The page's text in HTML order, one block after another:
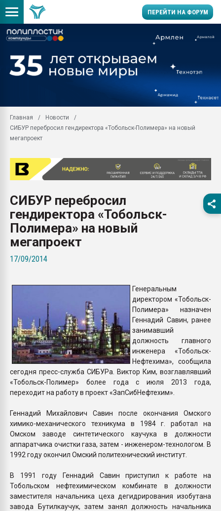
ПЕРЕЙТИ НА ФОРУМ
производство SPC
заводу пластмасс"
28.07.2026
первый план в
28.07.2026
ситуацией на
Главная
Новости
СИБУР перебросил гендиректора «Тобольск-Полимера» на новый
мегапроект
СИБУР перебросил
гендиректора «Тобольск-
Полимера» на новый
мегапроект
17/09/2014
Генеральным
директором «Тобольск-
Полимера» назначен
Геннадий Савин, ранее
занимавший
должность главного
инженера «Тобольск-
Нефтехима», сообщила
сегодня пресс-служба СИБУРа. Виктор Ким, возглавлявший
«Тобольск-Полимер» более года с июля 2013 года,
переходит на работу в проект «ЗапСибНефтехим».
Геннадий Михайлович Савин после окончания Омского
химико-механического техникума в 1984 г. работал на
Омском заводе синтетического каучука в должности
аппаратчика очистки газа, затем - инженером-технологом. В
1992 году окончил Омский политехнический институт.
В 1991 году Геннадий Савин приступил к работе на
Тобольском нефтехимическом комбинате в должности
заместителя начальника цеха дегидрирования изобутана
завода Бутилкаучук, затем занял должность начальника